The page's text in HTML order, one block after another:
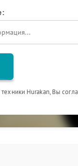
Hurakan, Вы